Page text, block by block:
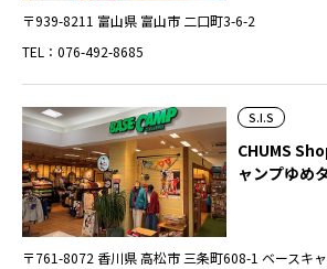
〒939-8211 富山県 富山市 二口町3-6-2
TEL：076-492-8685
S.I.S
CHUMS
ャンプゆめ
〒761-8072 香川県 高松市 三条町608-1 ベースキ